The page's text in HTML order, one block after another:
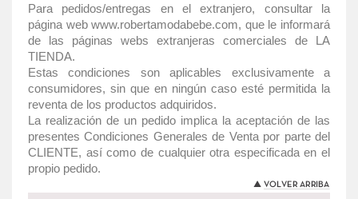
Para pedidos/entregas en el extranjero, consultar la
página web www.robertamodabebe.com, que le informará
de las páginas webs extranjeras comerciales de LA
TIENDA.
Estas condiciones son aplicables exclusivamente a
consumidores, sin que en ningún caso esté permitida la
reventa de los productos adquiridos.
La realización de un pedido implica la aceptación de las
presentes Condiciones Generales de Venta por parte del
CLIENTE, así como de cualquier otra especificada en el
propio pedido.